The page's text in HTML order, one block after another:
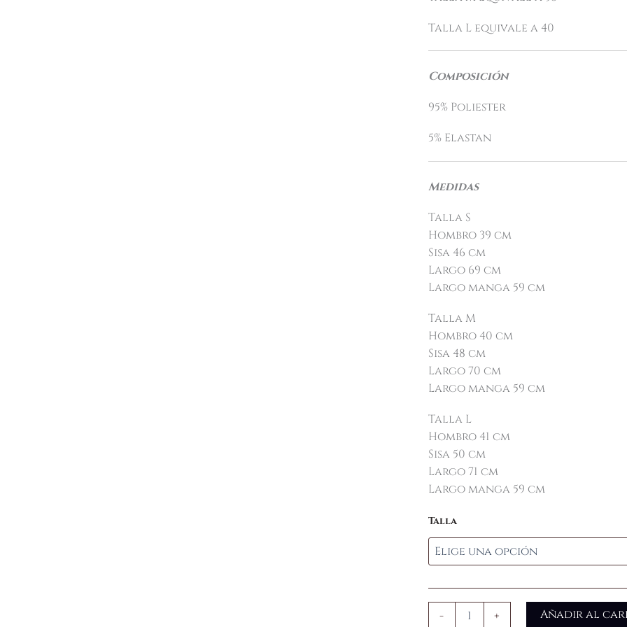
Talla L equivale a 40
Composición
95% Poliester
5% Elastan
Medidas
Talla S
Hombro 39 cm
Sisa 46 cm
Largo 69 cm
Largo manga 59 cm
Talla M
Hombro 40 cm
Sisa 48 cm
Largo 70 cm
Largo manga 59 cm
Talla L
Hombro 41 cm
Sisa 50 cm
Largo 71 cm
Largo manga 59 cm
Talla
- + Añadir al